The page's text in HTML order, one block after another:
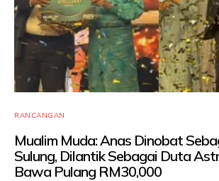
RANCANGAN
Mualim Muda: Anas Dinobat
Sulung, Dilantik Sebagai Duta
Bawa Pulang RM30,000